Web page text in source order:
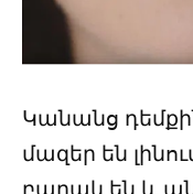
Կանանց
մազեր են
բարակ են և